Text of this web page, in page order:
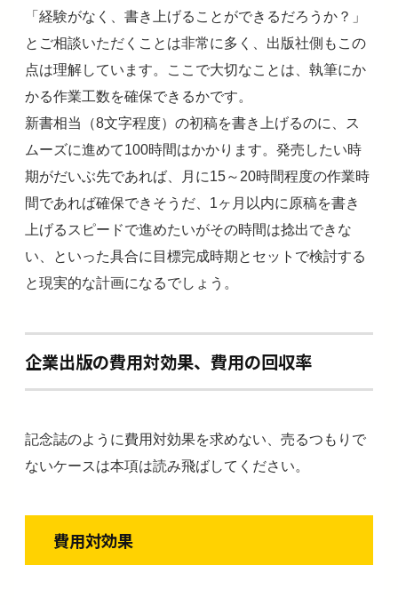
「経験がなく、書き上げることができるだろうか？」
とご相談いただくことは非常に多く、出版社側もこの
点は理解しています。ここで大切なことは、執筆にか
かる作業工数を確保できるかです。
新書相当（8文字程度）の初稿を書き上げるのに、ス
ムーズに進めて100時間はかかります。発売したい時
期がだいぶ先であれば、月に15～20時間程度の作業時
間であれば確保できそうだ、1ヶ月以内に原稿を書き
上げるスピードで進めたいがその時間は捻出できな
い、といった具合に目標完成時期とセットで検討する
と現実的な計画になるでしょう。
企業出版の費用対効果、費用の回収率
記念誌のように費用対効果を求めない、売るつもりで
ないケースは本項は読み飛ばしてください。
費用対効果